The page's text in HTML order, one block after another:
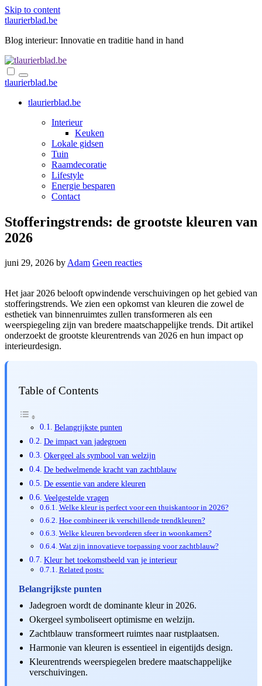
Skip to content
tlaurierblad.be
Blog interieur: Innovatie en traditie hand in hand
tlaurierblad.be
tlaurierblad.be
Interieur
Keuken
Lokale gidsen
Tuin
Raamdecoratie
Lifestyle
Energie besparen
Contact
Stofferingstrends: de grootste kleuren van
2026
juni 29, 2026 by Adam Geen reacties
Het jaar 2026 belooft opwindende verschuivingen op het gebied van
stofferingstrends. We zien een opkomst van kleuren die zowel de
esthetiek van binnenruimtes zullen transformeren als een
weerspiegeling zijn van bredere maatschappelijke trends. Dit artikel
onderzoekt de grootste kleurentrends van 2026 en hun impact op
interieurdesign.
Table of Contents
Belangrijkste punten
De impact van jadegroen
Okergeel als symbool van welzijn
De bedwelmende kracht van zachtblauw
De essentie van andere kleuren
Veelgestelde vragen
Welke kleur is perfect voor een thuiskantoor in 2026?
Hoe combineer ik verschillende trendkleuren?
Welke kleuren bevorderen sfeer in woonkamers?
Wat zijn innovatieve toepassing voor zachtblauw?
Kleur het toekomstbeeld van je interieur
Related posts:
Belangrijkste punten
Jadegroen wordt de dominante kleur in 2026.
Okergeel symboliseert optimisme en welzijn.
Zachtblauw transformeert ruimtes naar rustplaatsen.
Harmonie van kleuren is essentieel in eigentijds design.
Kleurentrends weerspiegelen bredere maatschappelijke
verschuivingen.